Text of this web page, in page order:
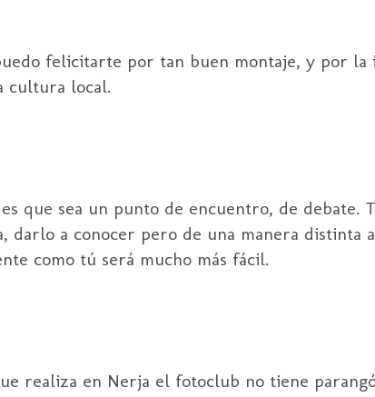
felicitarte por tan buen montaje, y por la
cultura local.
que sea un punto de encuentro, de debate.
a conocer pero de una manera distinta
como tú será mucho más fácil.
realiza en Nerja el fotoclub no tiene